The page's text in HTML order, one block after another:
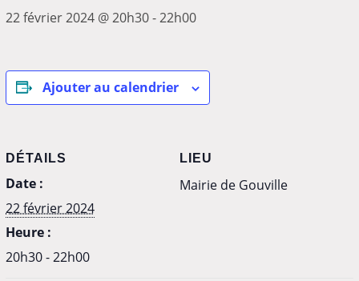
22 février 2024 @ 20h30-22h00
Ajouter au calendrier
DÉTAILS
Date :
22 février 2024
Heure :
20h30 - 22h00
LIEU
Mairie de Gouville